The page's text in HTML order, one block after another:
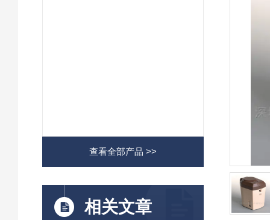
查看全部产品 >>
相关文章